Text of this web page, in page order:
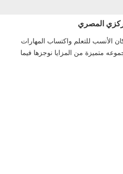
المصري
الأنسب للتعلم واكتساب المهارات
متميزة من المزايا نوجزها فيما